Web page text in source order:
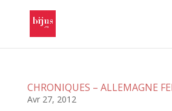
CHRONIQUES – ALLEMAGNE
Avr 27, 2012